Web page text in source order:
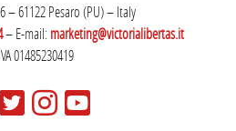
– 61122 Pesaro (PU) – Italy
– E-mail:marketing@victorialibertas.it
01485230419